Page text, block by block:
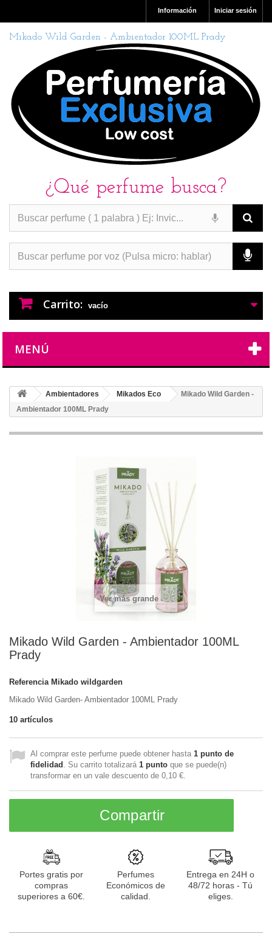
Iniciar sesión
Información
Mikado Wild Garden - Ambientador 100ML Prady
¿Qué perfume busca?
Carrito: vacío
MENÚ
Ambientadores Mikados Eco
Mikado Wild Garden -
Ambientador 100ML Prady
Ver más grande
Mikado Wild Garden - Ambientador 100ML
Prady
Referencia Mikado wildgarden
Mikado Wild Garden- Ambientador 100ML Prady
10 artículos
Al comprar este perfume puede obtener hasta 1 punto de
fidelidad . Su carrito totalizará 1 punto que se puede(n)
transformar en un vale descuento de 0,10 €
Compartir
Portes gratis por
compras
superiores a 60€.
Perfumes
Económicos de
calidad.
Entrega en 24H o
48/72 horas - Tú
eliges.